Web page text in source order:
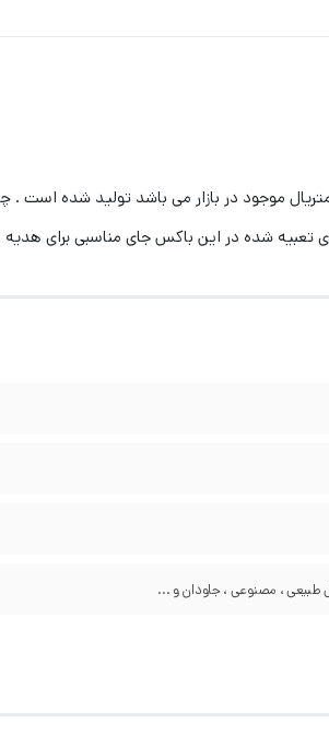
موجود در بازار می باشد تولید شده
شده در این باکس جای مناسبی برای
طبیعی ، مصنوعی ، جاودان و ...